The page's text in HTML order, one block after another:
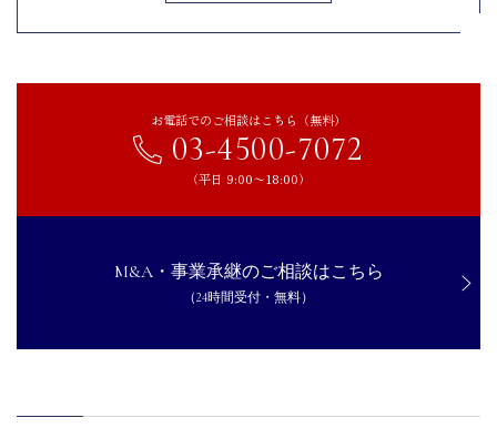
負債や個人保証からの解放
ブランドや味の継承が可能
店舗ブランドや味の変質リスク
従業員の離職・雇用不安
お電話でのご相談はこちら（無料）
03-4500-7072
（平日 9:00〜18:00）
M&A・事業承継のご相談はこちら
（24時間受付・無料）